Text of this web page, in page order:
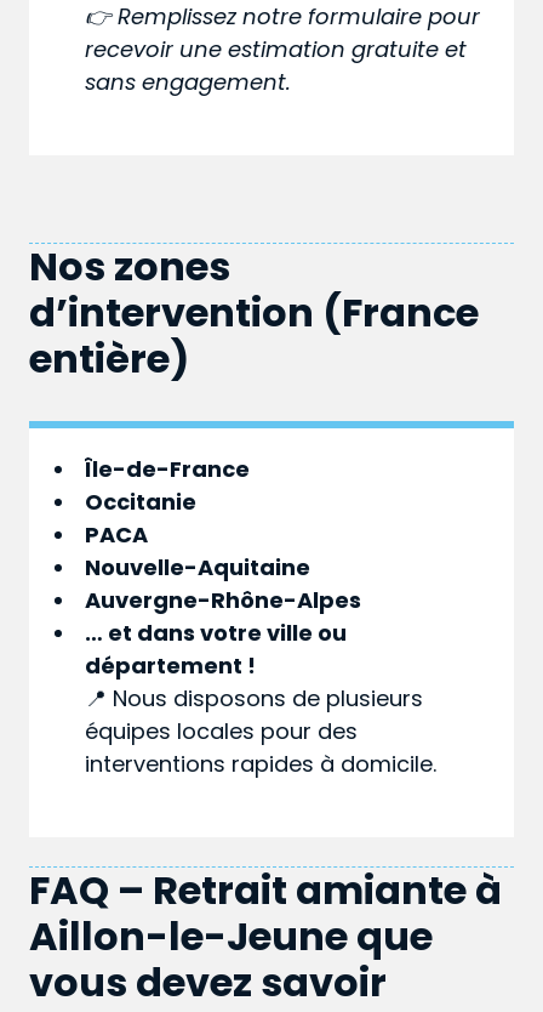
👉 Remplissez notre formulaire pour
recevoir une estimation gratuite et
sans engagement.
Nos zones
d’intervention (France
entière)
Île-de-France
Occitanie
PACA
Nouvelle-Aquitaine
Auvergne-Rhône-Alpes
… et dans votreville ou
département !
📍 Nous disposons de plusieurs
équipes locales pour des
interventions rapides à domicile.
FAQ – Retrait amiante à
Aillon-le-Jeune que
vous devez savoir